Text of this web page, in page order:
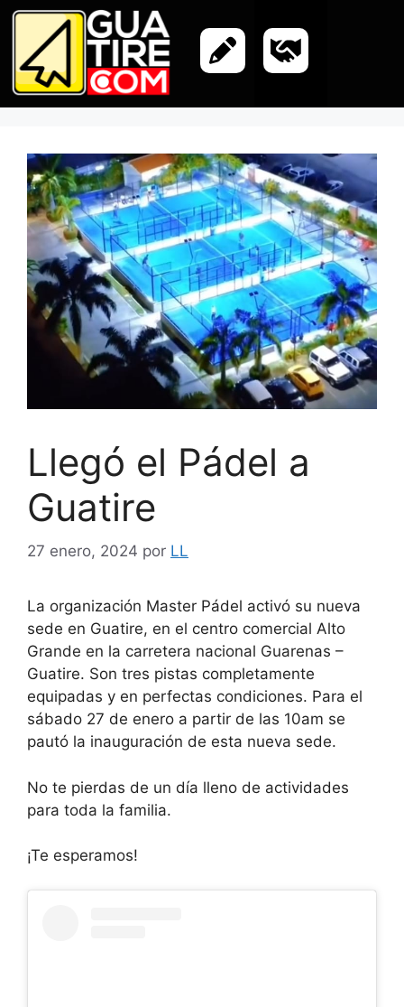
Llegó el Pádel a
Guatire
27 enero, 2024 por LL
La organización Master Pádel activó su nueva
sede en Guatire, en el centro comercial Alto
Grande en la carretera nacional Guarenas –
Guatire. Son tres pistas completamente
equipadas y en perfectas condiciones. Para el
sábado 27 de enero a partir de las 10am se
pautó la inauguración de esta nueva sede.
No te pierdas de un día lleno de actividades
para toda la familia.
¡Te esperamos!